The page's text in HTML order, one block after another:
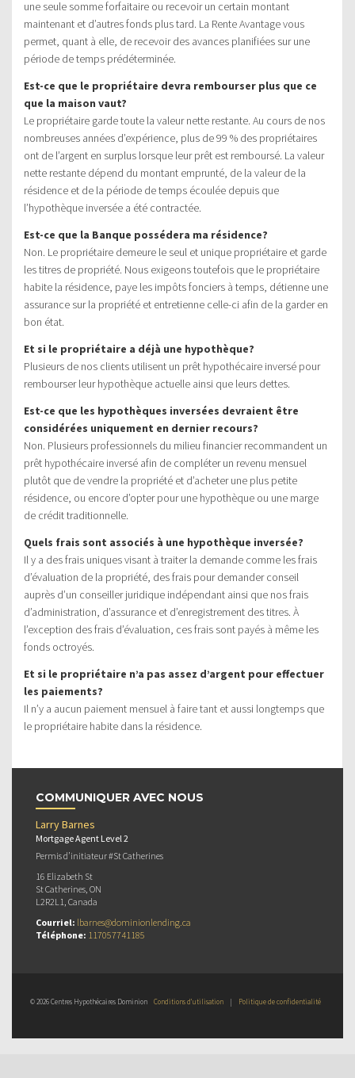
une seule somme forfaitaire ou recevoir un certain montant
maintenant et d’autres fonds plus tard. La Rente Avantage vous
permet, quant à elle, de recevoir des avances planifiées sur une
période de temps prédéterminée.
Est-ce que le propriétaire devra rembourser plus que ce
que la maison vaut?
Le propriétaire garde toute la valeur nette restante. Au cours de nos
nombreuses années d’expérience, plus de 99 % des propriétaires
ont de l’argent en surplus lorsque leur prêt est remboursé. La valeur
nette restante dépend du montant emprunté, de la valeur de la
résidence et de la période de temps écoulée depuis que
l’hypothèque inversée a été contractée.
Est-ce que la Banque possédera ma résidence?
Non. Le propriétaire demeure le seul et unique propriétaire et garde
les titres de propriété. Nous exigeons toutefois que le propriétaire
habite la résidence, paye les impôts fonciers à temps, détienne une
assurance sur la propriété et entretienne celle-ci afin de la garder en
bon état.
Et si le propriétaire a déjà une hypothèque?
Plusieurs de nos clients utilisent un prêt hypothécaire inversé pour
rembourser leur hypothèque actuelle ainsi que leurs dettes.
Est-ce que les hypothèques inversées devraient être
considérées uniquement en dernier recours?
Non. Plusieurs professionnels du milieu financier recommandent un
prêt hypothécaire inversé afin de compléter un revenu mensuel
plutôt que de vendre la propriété et d’acheter une plus petite
résidence, ou encore d’opter pour une hypothèque ou une marge
de crédit traditionnelle.
Quels frais sont associés à une hypothèque inversée?
Il y a des frais uniques visant à traiter la demande comme les frais
d’évaluation de la propriété, des frais pour demander conseil
auprès d’un conseiller juridique indépendant ainsi que nos frais
d’administration, d’assurance et d’enregistrement des titres. À
l’exception des frais d’évaluation, ces frais sont payés à même les
fonds octroyés.
Et si le propriétaire n’a pas assez d’argent pour effectuer
les paiements?
Il n’y a aucun paiement mensuel à faire tant et aussi longtemps que
le propriétaire habite dans la résidence.
COMMUNIQUER AVEC NOUS
Larry Barnes
Mortgage Agent Level 2
Permis d’initiateur #St Catherines
16 Elizabeth St
St Catherines, ON
L2R2L1, Canada
Courriel: lbarnes@dominionlending.ca
Téléphone: 117057741185
© 2026 Centres Hypothécaires Dominion Conditions d’utilisation | Politique de confidentialité